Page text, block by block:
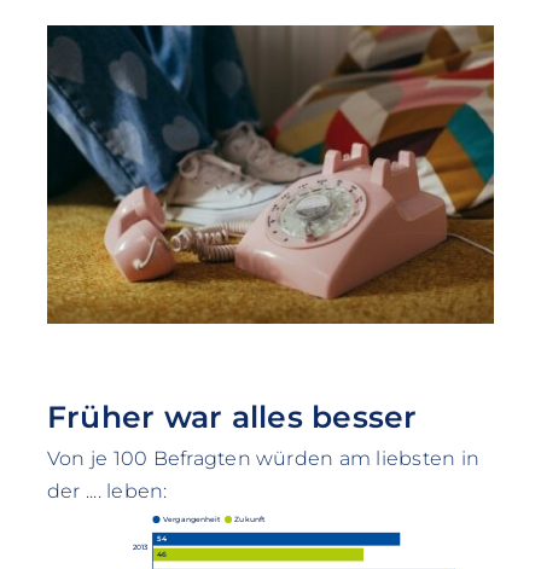
Früher war alles besser
Von je 100 Befragten würden am liebsten in
der .... leben:
Vergangenheit Zukunft
2013
54
46